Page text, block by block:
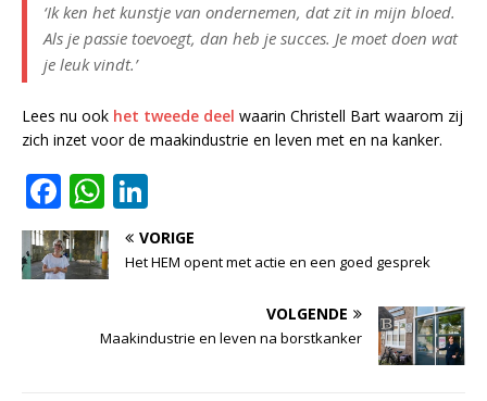
‘Ik ken het kunstje van ondernemen, dat zit in mijn bloed.
Als je passie toevoegt, dan heb je succes. Je moet doen wat
je leuk vindt.’
Lees nu ook het tweede deel waarin Christell Bart waarom zij
zich inzet voor de maakindustrie en leven met en na kanker.
F
a
c
e
W
h
at
s
A
n
k
dI
VORIGE
Het HEM opent met actie en een goed gesprek
VOLGENDE
Maakindustrie en leven na borstkanker